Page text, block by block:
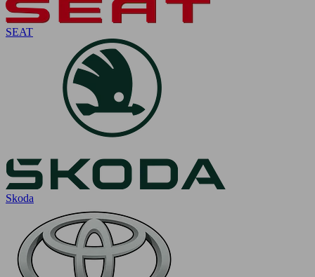
SEAT
Skoda